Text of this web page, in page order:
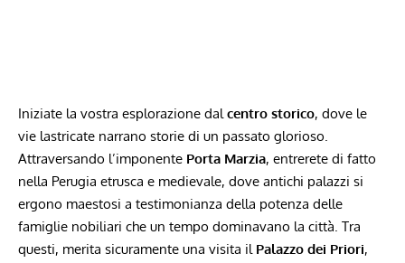
Iniziate la ⁣vostra esplorazione dal centro storico, dove⁣ le
vie ‍lastricate ​narrano storie ‌di un passato glorioso.
⁢Attraversando l’imponente Porta Marzia, entrerete di fatto
nella Perugia etrusca e medievale, dove antichi palazzi si
ergono maestosi a testimonianza della potenza delle
famiglie nobiliari che un tempo dominavano la città. Tra
questi, merita sicuramente una ‌visita il Palazzo dei Priori,